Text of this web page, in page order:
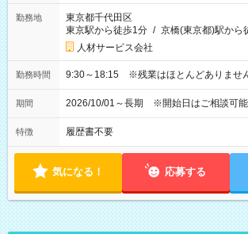
勤務地
東京都千代田区
東京駅から徒歩1分 / 京橋(東京都)駅から
人材サービス会社
勤務時間 9:30～18:15 ※残業はほとんどありませ
期間 2026/10/01～長期 ※開始日はご相談可
特徴 履歴書不要
気になる！ 応募する